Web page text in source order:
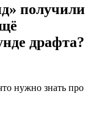
получили
драфта?
нужно знать про